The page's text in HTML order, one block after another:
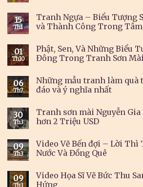
15
Th1
Tranh Ngựa – Biểu Tượng
và Thành Công Trong
01
Th10
Phật, Sen, Và Những Biểu
Đông Trong Tranh Sơn Mài
06
Th7
Những mẫu tranh làm quà
đáo và ý nghĩa nhất
30
Th3
Tranh sơn mài Nguyễn
hơn 2 Triệu USD
09
Th3
Video Vẽ Bến đợi – Lời Thì
Nước Và Đồng Quê
09
Th3
Video Họa Sĩ Vẽ Bức Thu
Hứng